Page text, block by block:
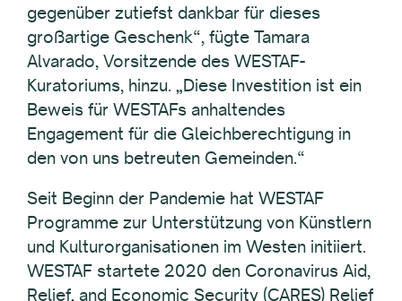
gegenüber zutiefst dankbar für dieses
großartige Geschenk“, fügte Tamara
Alvarado, Vorsitzende des WESTAF-
Kuratoriums, hinzu. „Diese Investition ist ein
Beweis für WESTAFs anhaltendes
Engagement für die Gleichberechtigung in
den von uns betreuten Gemeinden.“
Seit Beginn der Pandemie hat WESTAF
Programme zur Unterstützung von Künstlern
und Kulturorganisationen im Westen initiiert.
WESTAF startete 2020 den Coronavirus Aid,
Relief, and Economic Security (CARES) Relief